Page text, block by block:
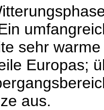
sehr
Europas;
aus.